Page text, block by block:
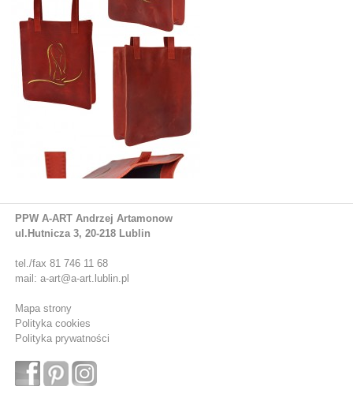
PPW A-ART Andrzej Artamonow
ul.Hutnicza 3, 20-218 Lublin
tel./fax 81 746 11 68
mail: a-art@a-art.lublin.pl
Mapa strony
Polityka cookies
Polityka prywatności